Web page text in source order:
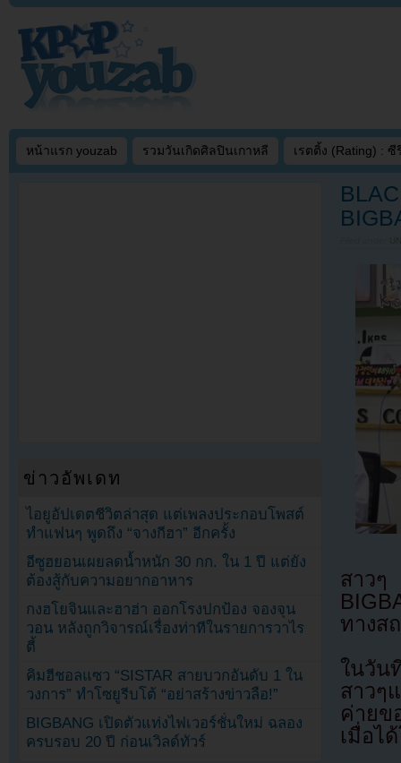
หน้าแรก youzab รวมวันเกิดศิลปินเกาหลี เรตติ้ง (Rating) : ซี
สาวๆ
ทางส
ในวัน
สาวๆ
ค่ายข
เมื่อไ
ข่าวอัพเดท
ไอยูอัปเดตชีวิตล่าสุด แต่เพลงประกอบโพสต์
ทำแฟนๆ พูดถึง “จางกีฮา” อีกครั้ง
อีซูฮยอนเผยลดน้ำหนัก 30 กก. ใน 1 ปี แต่ยัง
ต้องสู้กับความอยากอาหาร
กงฮโยจินและฮาฮ่า ออกโรงปกป้อง จองจุน
วอน หลังถูกวิจารณ์เรื่องท่าทีในรายการวาไร
ตี้
คิมฮีชอลแซว “SISTAR สายบวกอันดับ 1 ใน
วงการ” ทำโซยูรีบโต้ “อย่าสร้างข่าวลือ!”
BIGBANG เปิดตัวแท่งไฟเวอร์ชั่นใหม่ ฉลอง
ครบรอบ 20 ปี ก่อนเวิลด์ทัวร์